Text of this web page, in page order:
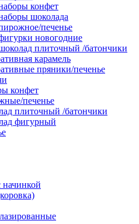
конфет
шоколада
печенье
новогодние
плиточный /батончики
карамель
пряники/печенье
конфет
печенье
плиточный /батончики
фигурный